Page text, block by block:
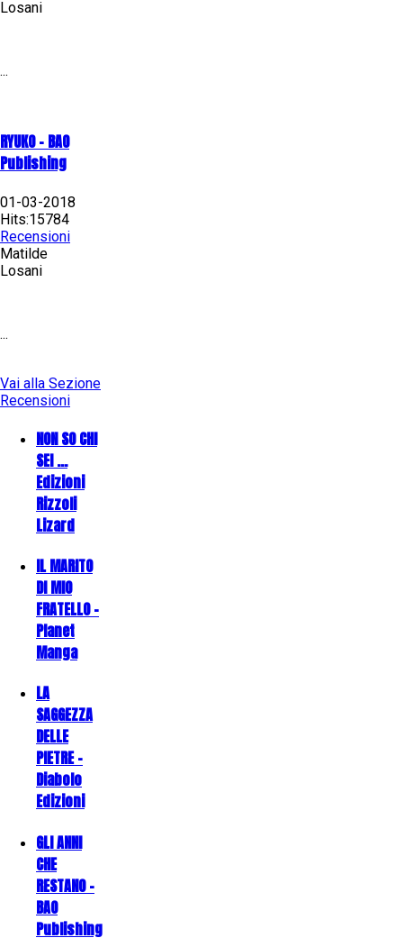
Losani
...
RYUKO - BAO
Publishing
01-03-2018
Hits:15784
Recensioni
Matilde
Losani
...
Vai alla Sezione
Recensioni
NON SO CHI
SEI ...
Edizioni
Rizzoli
Lizard
IL MARITO
DI MIO
FRATELLO -
Planet
Manga
LA
SAGGEZZA
DELLE
PIETRE -
Diabolo
Edizioni
GLI ANNI
CHE
RESTANO -
BAO
Publishing